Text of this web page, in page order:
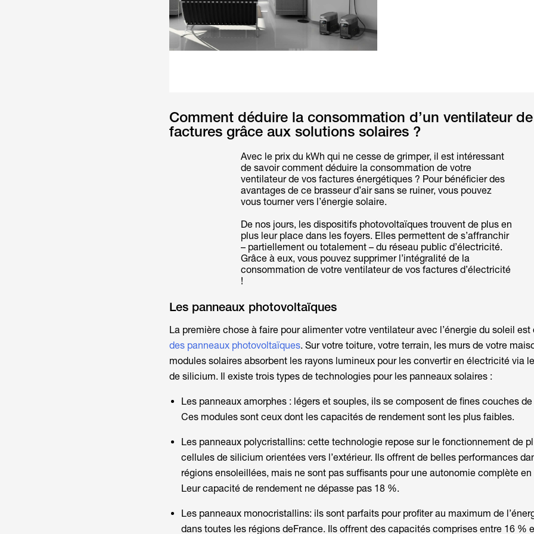
Comment déduire la consommation d’un ventilateur
factures grâce aux solutions solaires ?
Avec le prix du kWh qui ne cesse de grimper, il est intéressant
de savoir comment déduire la consommation de votre
ventilateur de vos factures énergétiques ? Pour bénéficier des
avantages de ce brasseur d’air sans se ruiner, vous pouvez
vous tourner vers l’énergie solaire.
De nos jours, les dispositifs photovoltaïques trouvent de plus en
plus leur place dans les foyers. Elles permettent de s’affranchir
– partiellement ou totalement – du réseau public d’électricité.
Grâce à eux, vous pouvez supprimer l’intégralité de la
consommation de votre ventilateur de vos factures d’électricité
!
Les panneaux photovoltaïques
La première chose à faire pour alimenter votre ventilateur avec l’énergie du soleil est
des panneaux photovoltaïques. Sur votre toiture, votre terrain, les murs de votre
modules solaires absorbent les rayons lumineux pour les convertir en électricité via
de silicium. Il existe trois types de technologies pour les panneaux solaires :
Les panneaux amorphes : légers et souples, ils se composent de fines couches
Ces modules sont ceux dont les capacités de rendement sont les plus faibles.
Les panneaux polycristallins: cette technologie repose sur le fonctionnement de
cellules de silicium orientées vers l’extérieur. Ils offrent de belles performances
régions ensoleillées, mais ne sont pas suffisants pour une autonomie complète
Leur capacité de rendement ne dépasse pas 18 %.
Les panneaux monocristallins: ils sont parfaits pour profiter au maximum de
dans toutes les régions deFrance. Ils offrent des capacités comprises entre 16 %